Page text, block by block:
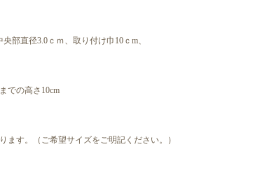
部直径3.0ｃｍ、取り付け巾10ｃm、
での高さ10cm
ます。（ご希望サイズをご明記ください。）